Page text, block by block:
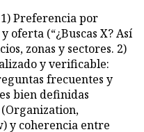
Preferencia por
oferta (“¿Buscas X? Así
zonas y sectores. 2)
y verificable:
frecuentes y
bien definidas
y coherencia entre